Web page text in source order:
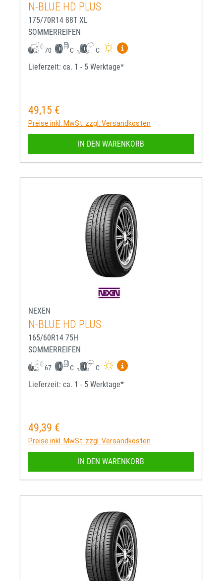
N-BLUE HD PLUS
175/70R14 88T XL
SOMMERREIFEN
70 C C
Mehr Informationen zum
Lieferzeit: ca. 1 - 5 Werktage*
Regulärer Preis:
49,15 €
Preise inkl. MwSt. zzgl. Versandkosten
IN DEN WARENKORB
NEXEN
N-BLUE HD PLUS
165/60R14 75H
SOMMERREIFEN
67 C C
Mehr Informationen zum
Lieferzeit: ca. 1 - 5 Werktage*
Regulärer Preis:
49,39 €
Preise inkl. MwSt. zzgl. Versandkosten
IN DEN WARENKORB